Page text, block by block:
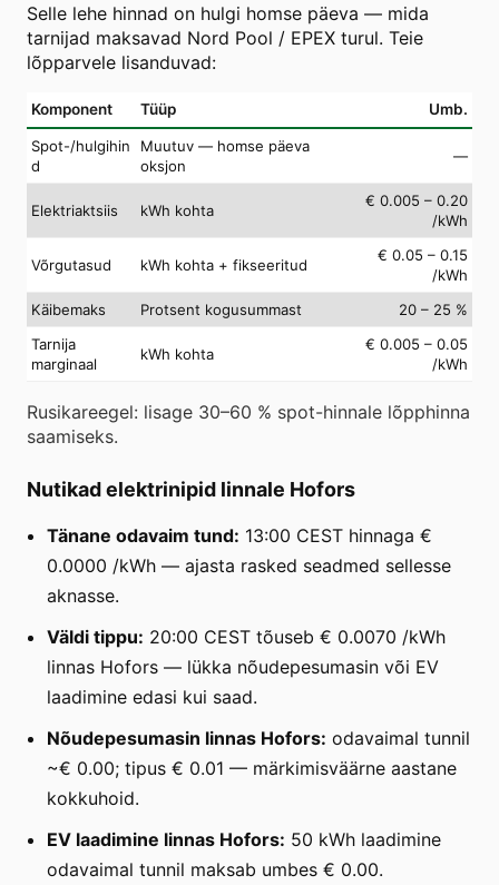
Selle lehe hinnad on hulgi homse päeva — mida
tarnijad maksavad Nord Pool / EPEX turul. Teie
lõpparvele lisanduvad:
Komponent Tüüp Umb.
Spot-/hulgihin
d
Muutuv — homse päeva
oksjon
—
Elektriaktsiis kWh kohta
€ 0.005 – 0.20
/kWh
Võrgutasud kWh kohta + fikseeritud
€ 0.05 – 0.15
/kWh
Käibemaks
Protsent kogusummast
20 – 25 %
Tarnija
marginaal
kWh kohta
€ 0.005 – 0.05
/kWh
Rusikareegel: lisage 30–60 % spot-hinnale lõpphinna
saamiseks.
Nutikad elektrinipid linnale Hofors
Tänane odavaim tund: 13:00 CEST hinnaga €
0.0000 /kWh — ajasta rasked seadmed sellesse
aknasse.
Väldi tippu: 20:00 CEST tõuseb € 0.0070 /kWh
linnas Hofors — lükka nõudepesumasin või EV
laadimine edasi kui saad.
Nõudepesumasin linnas Hofors: odavaimal tunnil
~€ 0.00; tipus € 0.01 — märkimisväärne aastane
kokkuhoid.
EV laadimine linnas Hofors: 50 kWh laadimine
odavaimal tunnil maksab umbes € 0.00.